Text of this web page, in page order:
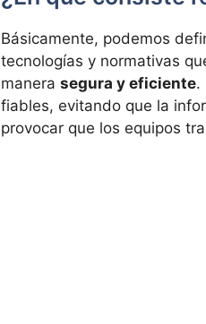
Básicamente, podemos
tecnologías y normativas
manera segura y eficiente.
fiables, evitando que la
provocar que los equipos